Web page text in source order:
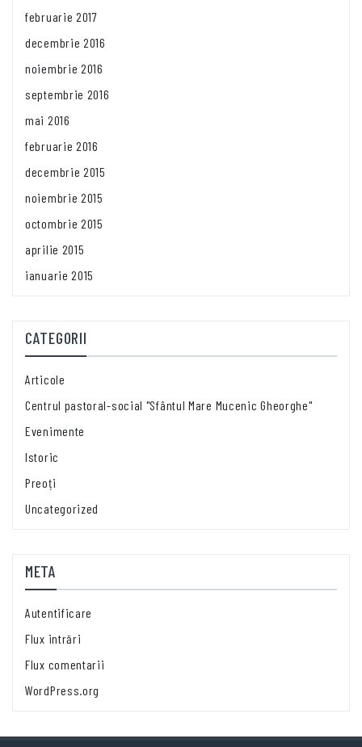
februarie 2017
decembrie 2016
noiembrie 2016
septembrie 2016
mai 2016
februarie 2016
decembrie 2015
noiembrie 2015
octombrie 2015
aprilie 2015
ianuarie 2015
CATEGORII
Articole
Centrul pastoral-social "Sfântul Mare Mucenic Gheorghe"
Evenimente
Istoric
Preoți
Uncategorized
META
Autentificare
Flux intrări
Flux comentarii
WordPress.org